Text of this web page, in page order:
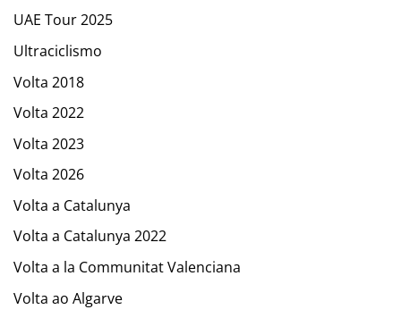
UAE Tour 2025
Ultraciclismo
Volta 2018
Volta 2022
Volta 2023
Volta 2026
Volta a Catalunya
Volta a Catalunya 2022
Volta a la Communitat Valenciana
Volta ao Algarve